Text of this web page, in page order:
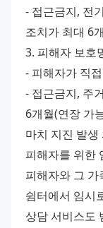
- 접근금지, 전
조치가 최대 6
3. 피해자 보호
- 피해자가 직
- 접근금지, 주
6개월(연장 가
마치 지진 발생
피해자를 위한
피해자와 그
쉼터에서 임시
상담 서비스도